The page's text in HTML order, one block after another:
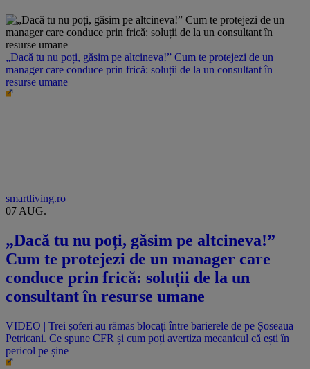
„Dacă tu nu poți, găsim pe altcineva!” Cum te protejezi de un
manager care conduce prin frică: soluții de la un consultant în
resurse umane
smartliving.ro
07 AUG.
„Dacă tu nu poți, găsim pe altcineva!”
Cum te protejezi de un manager care
conduce prin frică: soluții de la un
consultant în resurse umane
VIDEO | Trei șoferi au rămas blocați între barierele de pe Șoseaua
Petricani. Ce spune CFR și cum poți avertiza mecanicul că ești în
pericol pe șine